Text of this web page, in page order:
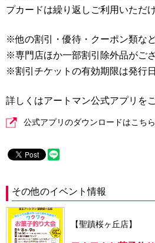
プカードは繰り返しご利用いただけ
※他の割引・優待・クーポン類な
※専門店ほか一部割引除外品がご
※割引チケットの有効期限は発行
詳しくはアートマン公式アプリを
公式アプリのダウンロードはこち
その他のイベント情報
【聖蹟桜ヶ丘店】